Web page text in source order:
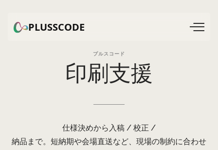
PLUSSCODE
プルスコード
印刷支援
仕様決めから入稿 / 校正 /
納品まで。短納期や会場直送など、現場の制約に合わせ